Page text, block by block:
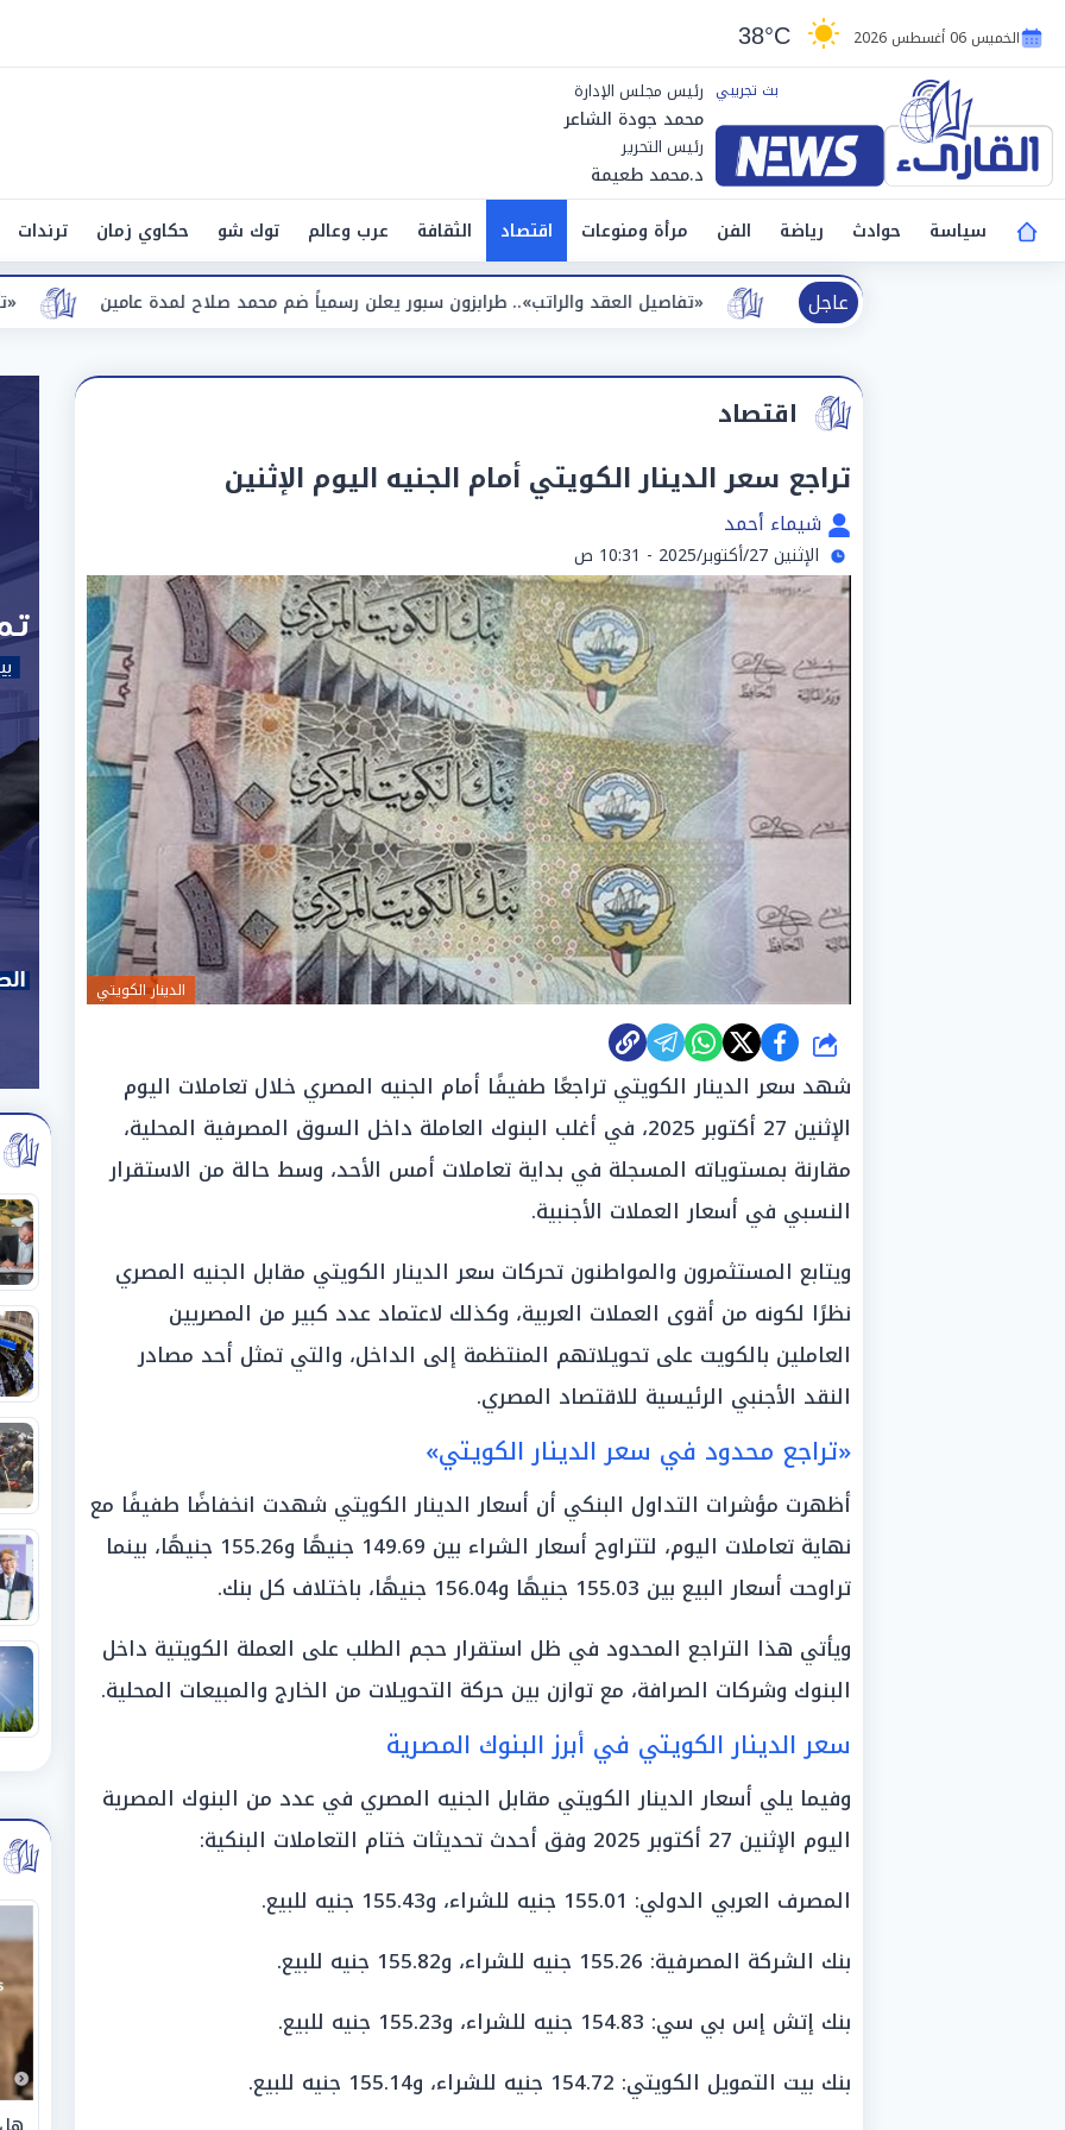
الخميس 06 أغسطس 2026 38°C
رئيس مجلس الإدارة
محمد جودة الشاعر
رئيس التحرير
د.محمد طعيمة
سياسة
حوادث رياضة الفن مرأة ومنوعات اقتصاد الثقافة عرب وعالم توك شو حكاوي زمان ترندات
عاجل
«تأخير القوائم «تفاصيل العقد والراتب».. طرابزون سبور يعلن رسمياً ضم محمد صلاح لمدة عامين
اقتصاد
تراجع سعر الدينار الكويتي أمام الجنيه اليوم الإثنين
شيماء أحمد
الإثنين 27/أكتوبر/2025 - 10:31 ص
الدينار الكويتي
شارك
شهد سعر الدينار الكويتي تراجعًا طفيفًا أمام الجنيه المصري خلال تعاملات اليوم
الإثنين 27 أكتوبر 2025، في أغلب البنوك العاملة داخل السوق المصرفية المحلية،
مقارنة بمستوياته المسجلة في بداية تعاملات أمس الأحد، وسط حالة من الاستقرار
النسبي في أسعار العملات الأجنبية.
ويتابع المستثمرون والمواطنون تحركات سعر الدينار الكويتي مقابل الجنيه المصري
نظرًا لكونه من أقوى العملات العربية، وكذلك لاعتماد عدد كبير من المصريين
العاملين بالكويت على تحويلاتهم المنتظمة إلى الداخل، والتي تمثل أحد مصادر
النقد الأجنبي الرئيسية للاقتصاد المصري.
«تراجع محدود في سعر الدينار الكويتي»
أظهرت مؤشرات التداول البنكي أن أسعار الدينار الكويتي شهدت انخفاضًا طفيفًا مع
نهاية تعاملات اليوم، لتتراوح أسعار الشراء بين 149.69 جنيهًا و155.26 جنيهًا، بينما
تراوحت أسعار البيع بين 155.03 جنيهًا و156.04 جنيهًا، باختلاف كل بنك.
ويأتي هذا التراجع المحدود في ظل استقرار حجم الطلب على العملة الكويتية داخل
البنوك وشركات الصرافة، مع توازن بين حركة التحويلات من الخارج والمبيعات المحلية.
سعر الدينار الكويتي في أبرز البنوك المصرية
وفيما يلي أسعار الدينار الكويتي مقابل الجنيه المصري في عدد من البنوك المصرية
اليوم الإثنين 27 أكتوبر 2025 وفق أحدث تحديثات ختام التعاملات البنكية:
المصرف العربي الدولي: 155.01 جنيه للشراء، و155.43 جنيه للبيع.
بنك الشركة المصرفية: 155.26 جنيه للشراء، و155.82 جنيه للبيع.
بنك إتش إس بي سي: 154.83 جنيه للشراء، و155.23 جنيه للبيع.
بنك بيت التمويل الكويتي: 154.72 جنيه للشراء، و155.14 جنيه للبيع.